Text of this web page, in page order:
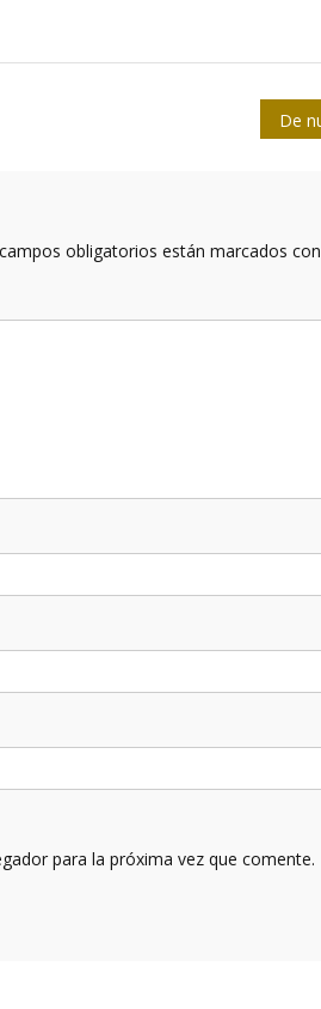
obligatorios están marcados con
para la próxima vez que comente.